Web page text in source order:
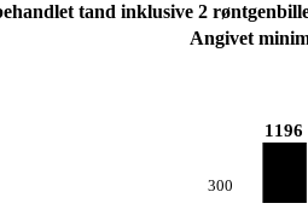
tand inklusive 2
Angivet
300
1196